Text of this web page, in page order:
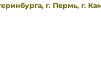
г. Пермь, г.